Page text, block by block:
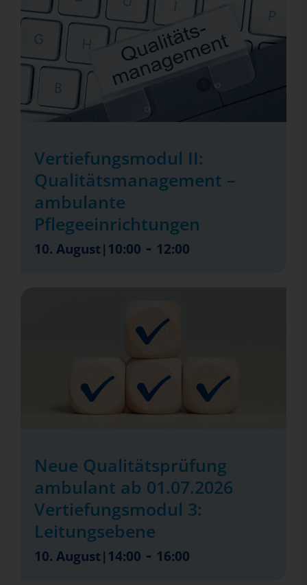
Vertiefungsmodul II:
Qualitätsmanagement –
ambulante
Pflegeeinrichtungen
10. August|10:00 - 12:00
Neue Qualitätsprüfung
ambulant ab 01.07.2026
Vertiefungsmodul 3:
Leitungsebene
10. August|14:00 - 16:00